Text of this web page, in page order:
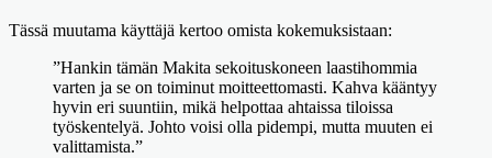
Tässä muutama käyttäjä kertoo omista kokemuksistaan:
”Hankin tämän Makita sekoituskoneen laastihommia
varten ja se on toiminut moitteettomasti. Kahva kääntyy
hyvin eri suuntiin, mikä helpottaa ahtaissa tiloissa
työskentelyä. Johto voisi olla pidempi, mutta muuten ei
valittamista.”